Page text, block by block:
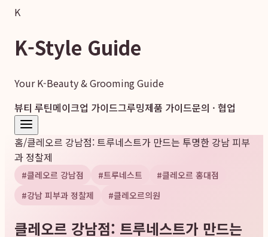
K
K-Style Guide
Your K-Beauty & Grooming Guide
뷰티 루틴메이크업 가이드그루밍제품 가이드문의 · 협업
홈/클레오르 강남점: 트루네스트가 만드는 투명한 강남 피부
과 정찰제
#클레오르 강남점 #트루네스트 #클레오르 홍대점
#강남 피부과 정찰제 #클레오르의원
클레오르 강남점: 트루네스트가 만드는